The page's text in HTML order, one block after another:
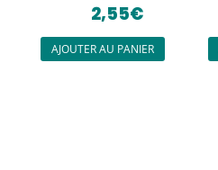
2,55€
AJOUTER AU PANIER